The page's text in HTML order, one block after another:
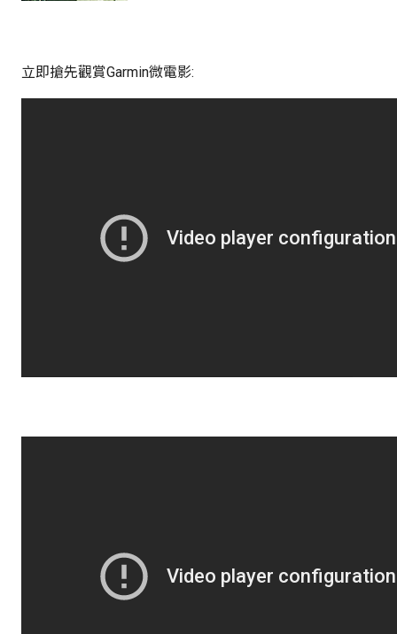
立即搶先觀賞Garmin微電影: